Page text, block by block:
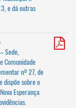
e dá outras
Sede,
Comunidade
nº 27, de
dispõe sobre o
Esperança